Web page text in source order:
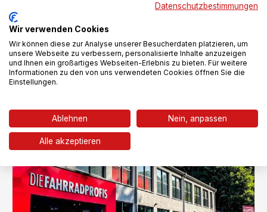
Kontaktiere oder
besuche uns
Datenschutzbestimmungen
Wir verwenden Cookies
Wir können diese zur Analyse unserer Besucherdaten platzieren, um
unsere Webseite zu verbessern, personalisierte Inhalte anzuzeigen
und Ihnen ein großartiges Webseiten-Erlebnis zu bieten. Für weitere
Informationen zu den von uns verwendeten Cookies öffnen Sie die
Einstellungen.
Ablehnen Nein, anpassen
Alle akzeptieren